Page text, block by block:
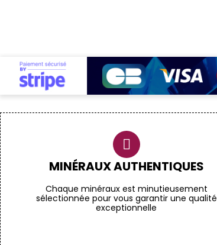
MINÉRAUX AUTHENTIQUES
Chaque minéraux est minutieusement
sélectionnée pour vous garantir une qualité
exceptionnelle